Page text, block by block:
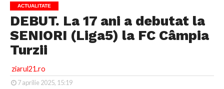
ACTUALITATE
DEBUT. La 17 ani a debutat la
SENIORI (Liga5) la FC Câmpia
Turzii
ziarul21.ro
7 aprilie 2025, 15:19